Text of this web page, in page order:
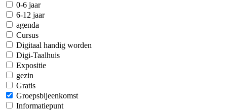
0-6 jaar
6-12 jaar
agenda
Cursus
Digitaal handig worden
Digi-Taalhuis
Expositie
gezin
Gratis
Groepsbijeenkomst
Informatiepunt